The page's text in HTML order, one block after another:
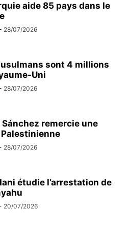
aide 85 pays dans le
28/07/2026
sont 4 millions
Uni
28/07/2026
Sánchez remercie une
28/07/2026
étudie l’arrestation de
20/07/2026